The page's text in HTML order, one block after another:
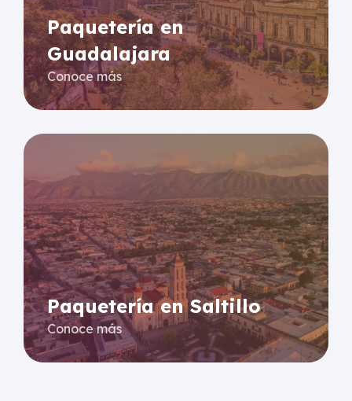
Paquetería en
Guadalajara
Conoce más
Paquetería en Saltillo
Conoce más